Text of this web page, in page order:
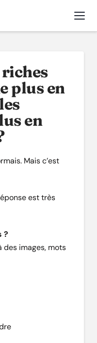
plus en
en
Mais c’est
est très
?
des images, mots